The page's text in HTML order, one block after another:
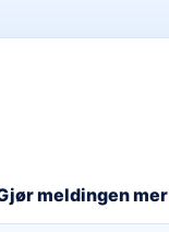
meldingen